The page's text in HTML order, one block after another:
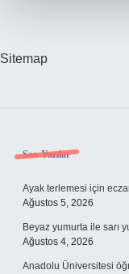
Sitemap
Sidebar
Son Yazılar
Ayak terlemesi için
Ağustos 5, 2026
Beyaz yumurta ile sarı
Ağustos 4, 2026
Anadolu Üniversitesi